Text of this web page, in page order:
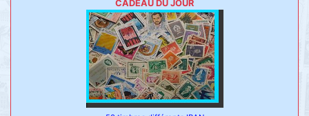
CADEAU DU JOUR